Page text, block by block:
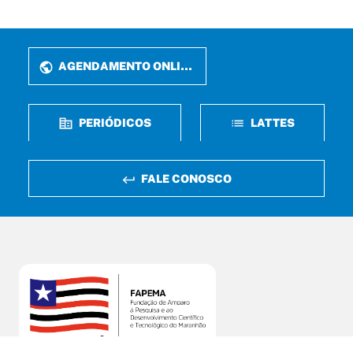
AGENDAMENTO ONLINE
PERIÓDICOS LATTES
FALE CONOSCO